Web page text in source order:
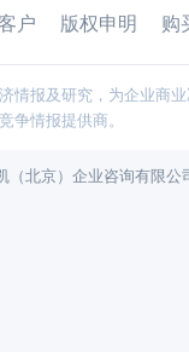
户 版权申明 购
情报及研究，为企业商
争情报提供商。
北京）企业咨询有限公